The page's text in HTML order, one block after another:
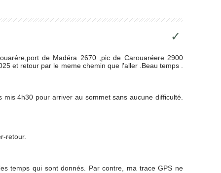
✓
de Madéra 2670 ,pic de Carouaréere 2900
et retour par le meme chemin que l'aller .Beau temps .
4h30 pour arriver au sommet sans aucune difficulté.
retour.
temps qui sont donnés. Par contre, ma trace GPS ne